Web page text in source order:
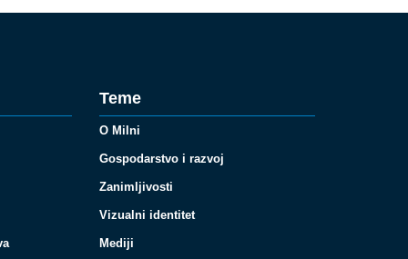
Teme
O Milni
Gospodarstvo i razvoj
Zanimljivosti
Vizualni identitet
Mediji